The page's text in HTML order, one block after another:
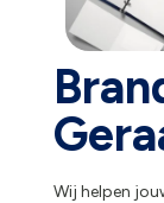
Wij helpen